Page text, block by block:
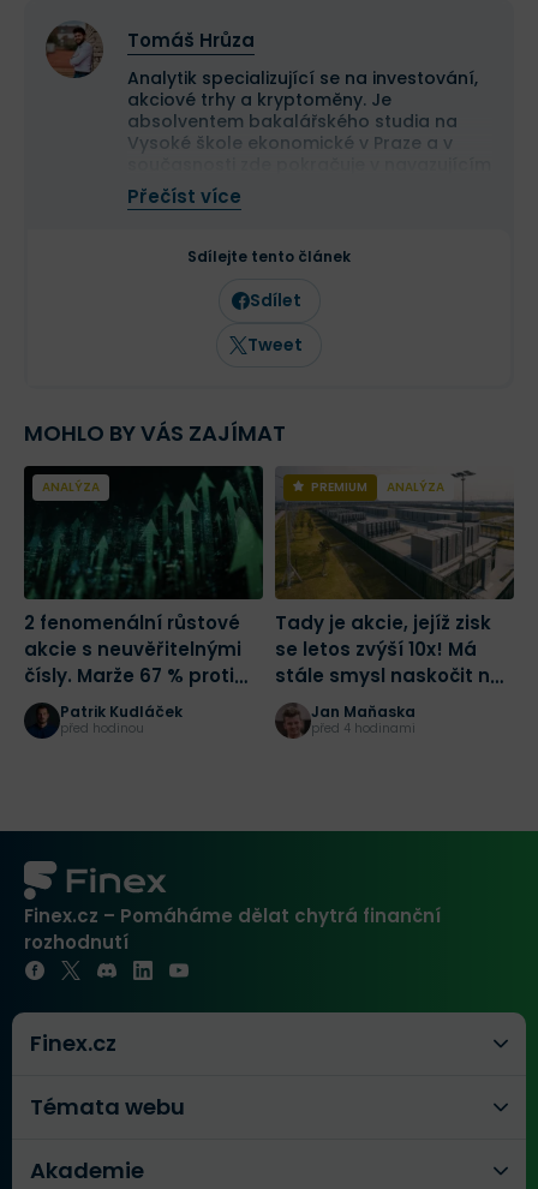
Tomáš Hrůza
Analytik specializující se na investování,
akciové trhy a kryptoměny. Je
absolventem bakalářského studia na
Vysoké škole ekonomické v Praze a v
magisterském studiu.
Na finančních trzích se pohybuje již více
analýze tradičních i kryptoměnových
trhů. Ve Finexu působí jako šéfredaktor a
zaměřuje se na investování,
makroekonomii a aktuální dění na
finančních trzích.
Přečíst více
Sdílejte tento článek
Sdílet
Tweet
MOHLO BY VÁS ZAJÍMAT
ANALÝZA
2 fenomenální růstové
akcie s neuvěřitelnými
čísly. Marže 67 % proti
růstu tržeb o 684 %.
Která je lepší?
Patrik Kudláček
před hodinou
PREMIUM ANALÝZA
Tady je akcie, jejíž zisk
se letos zvýší 10x! Má
stále smysl naskočit na
jednu z nejlepších sázek
na AI?
Jan Maňaska
před 4 hodinami
Finex.cz – Pomáháme dělat chytrá finanční
rozhodnutí
Finex.cz
Témata webu
Akademie